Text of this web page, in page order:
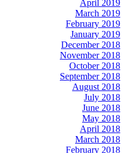
April 2019
March 2019
February 2019
January 2019
December 2018
November 2018
October 2018
September 2018
August 2018
July 2018
June 2018
May 2018
April 2018
March 2018
February 2018